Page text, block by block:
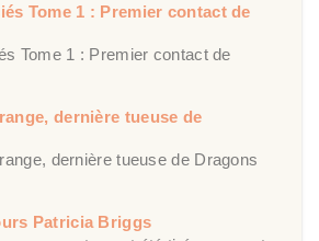
Tome 1 : Premier contact de
Tome 1 : Premier contact de
dernière tueuse de
dernière tueuse de Dragons
Patricia Briggs